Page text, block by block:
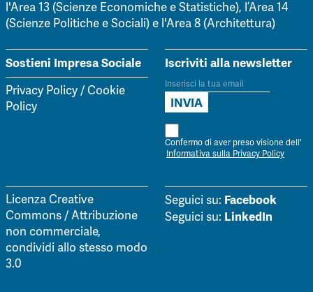
l'Area 13 (Scienze Economiche e Statistiche), l’Area 14
(Scienze Politiche e Sociali) e l'Area 8 (Architettura)
Sostieni Impresa Sociale
Privacy Policy/Cookie
Policy
Iscriviti alla newsletter
Confermo di aver preso visione dell'
Informativa sulla Privacy Policy
Licenza Creative
Commons / Attribuzione
non commerciale,
condividi allo stesso modo
3.0
Seguici su: Facebook
Seguici su: LinkedIn